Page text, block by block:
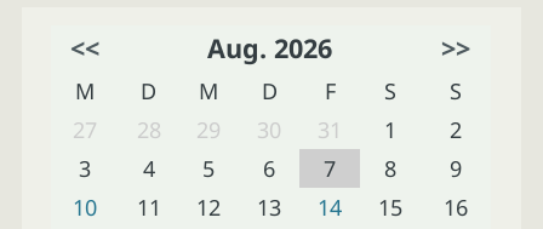
<< Aug. 2026 >>
M D M D F S
S
27
28 29 30 31 1
2
3
4 5 6 7 8
9
10
11 12 13 14 15
16